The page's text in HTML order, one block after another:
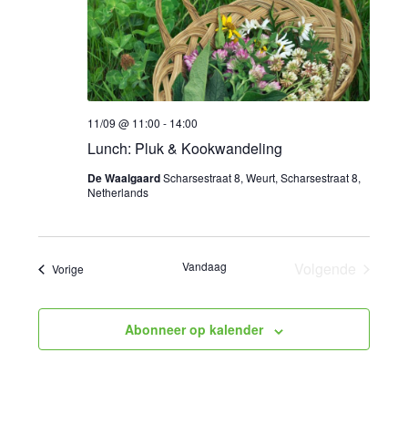
Lunch: Pluk & Kookwandeling
11/09 @ 11:00 - 14:00
De WaalgaardScharsestraat 8, Weurt, Scharsestraat 8,
Netherlands
Vorige Vandaag
Abonneer op kalender